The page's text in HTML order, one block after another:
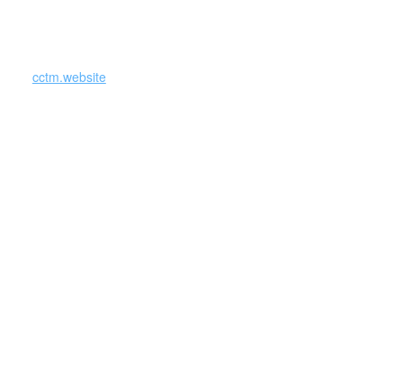
cctm.website